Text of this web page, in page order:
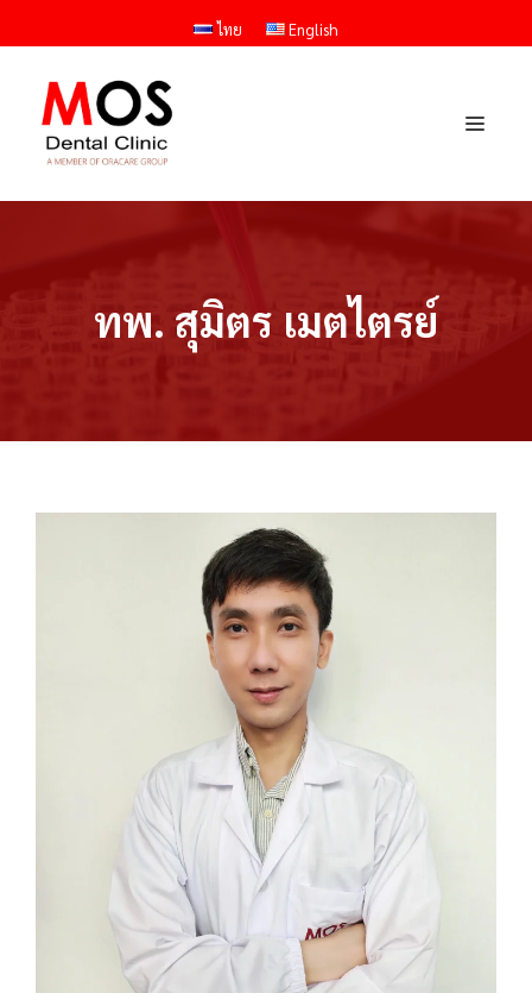
to
ไทย English
Menu
ทพ. สุมิตร เมตไตรย์